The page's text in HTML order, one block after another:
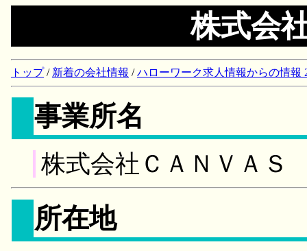
株式会
トップ/ 新着の会社情報 /ハローワーク求人情報からの情報
事業所名
株式会社ＣＡＮＶＡＳ
所在地